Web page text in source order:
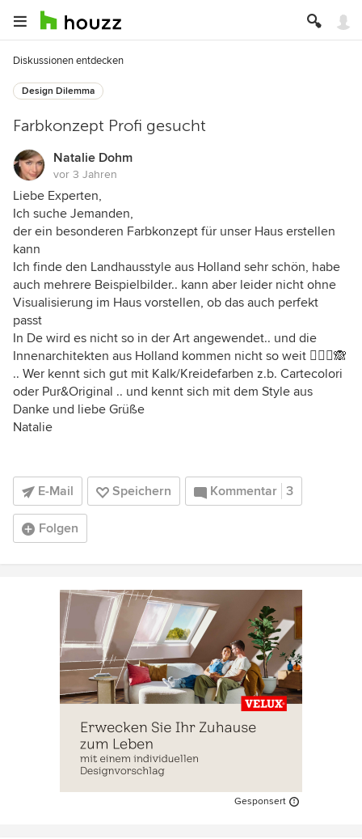
Diskussionen entdecken
Design Dilemma
Farbkonzept Profi gesucht
Natalie Dohm
vor 3 Jahren
Liebe Experten,
Ich suche Jemanden,
der ein besonderen Farbkonzept für unser Haus erstellen
kann
Ich finde den Landhausstyle aus Holland sehr schön, habe
auch mehrere Beispielbilder.. kann aber leider nicht ohne
Visualisierung im Haus vorstellen, ob das auch perfekt
passt
In De wird es nicht so in der Art angewendet.. und die
Innenarchitekten aus Holland kommen nicht so weit 🤷🏻‍♀️🙈
.. Wer kennt sich gut mit Kalk/Kreidefarben z.b. Cartecolori
oder Pur&Original .. und kennt sich mit dem Style aus
Danke und liebe Grüße
Natalie
E-Mail Speichern Kommentar 3
Folgen
Gesponsert